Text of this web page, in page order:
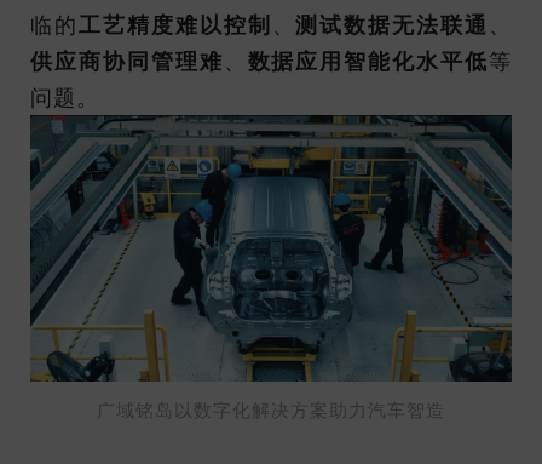
临的工艺精度难以控制 、测试数据无法联通
供应商协同管理难
数据应用智能化水平低等
问题。
广域铭岛以数字化解决方案助力汽车智造